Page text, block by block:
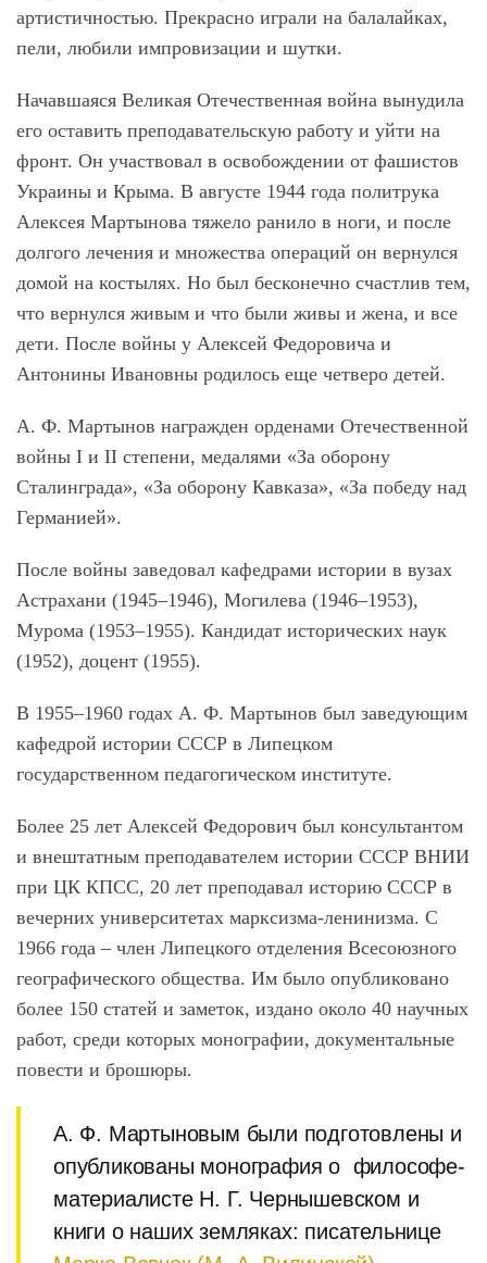
артистичностью. Прекрасно играли на балалайках,
пели, любили импровизации и шутки.
Начавшаяся Великая Отечественная война вынудила
его оставить преподавательскую работу и уйти на
фронт. Он участвовал в освобождении от фашистов
Украины и Крыма. В августе 1944 года политрука
Алексея Мартынова тяжело ранило в ноги, и после
долгого лечения и множества операций он вернулся
домой на костылях. Но был бесконечно счастлив тем,
что вернулся живым и что были живы и жена, и все
дети. После войны у Алексей Федоровича и
Антонины Ивановны родилось еще четверо детей.
А. Ф. Мартынов награжден орденами Отечественной
войны I и II степени, медалями «За оборону
Сталинграда», «За оборону Кавказа», «За победу над
Германией».
После войны заведовал кафедрами истории в вузах
Астрахани (1945‒1946), Могилева (1946‒1953),
Мурома (1953‒1955). Кандидат исторических наук
(1952), доцент (1955).
В 1955‒1960 годах А. Ф. Мартынов был заведующим
кафедрой истории СССР в Липецком
государственном педагогическом институте.
Более 25 лет Алексей Федорович был консультантом
и внештатным преподавателем истории СССР ВНИИ
при ЦК КПСС, 20 лет преподавал историю СССР в
вечерних университетах марксизма-ленинизма. С
1966 года ‒ член Липецкого отделения Всесоюзного
географического общества. Им было опубликовано
более 150 статей и заметок, издано около 40 научных
работ, среди которых монографии, документальные
повести и брошюры.
А. Ф. Мартыновым были подготовлены и
опубликованы монография о философе-
материалисте Н. Г. Чернышевском и
книги о наших земляках: писательнице